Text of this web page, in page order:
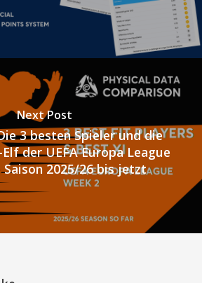
Next Post
3 besten Spieler und die
der UEFA Europa League
Saison 2025/26 bis jetzt